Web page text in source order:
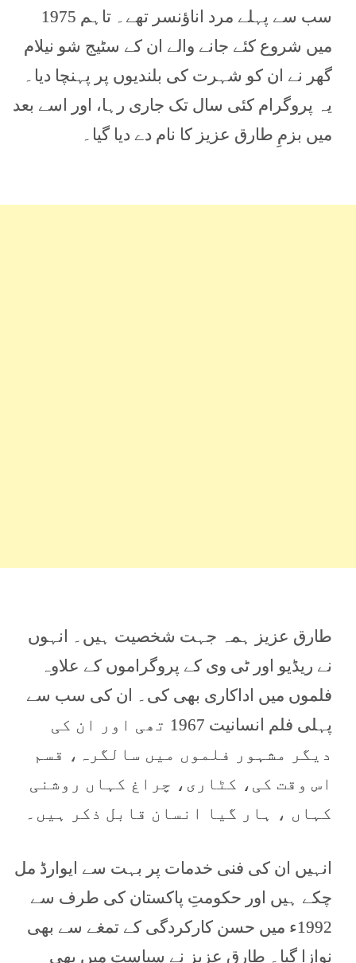
سب سے پہلے مرد اناؤنسر تھے۔ تاہم 1975
میں شروع کئے جانے والے ان کے سٹیج شو نیلام
گھر نے ان کو شہرت کی بلندیوں پر پہنچا دیا۔
یہ پروگرام کئی سال تک جاری رہا، اور اسے بعد
میں بزمِ طارق عزیز کا نام دے دیا گیا۔
طارق عزیز ہمہ جہت شخصیت ہیں۔ انہوں
نے ریڈیو اور ٹی وی کے پروگراموں کے علاوہ
فلموں میں اداکاری بھی کی۔ ان کی سب سے
پہلی فلم انسانیت 1967‎ تھی اور ان کی
دیگر مشہور فلموں میں سالگرہ، قسم
اس وقت کی، کٹاری، چراغ کہاں روشنی
کہاں ، ہار گیا انسان قابل ذکر ہیں۔
انہیں ان کی فنی خدمات پر بہت سے ایوارڈ مل
چکے ہیں اور حکومتِ پاکستان کی طرف سے
1992ء میں حسن کارکردگی کے تمغے سے بھی
نوازا گیا۔ طارق عزیز نے سیاست میں بھی